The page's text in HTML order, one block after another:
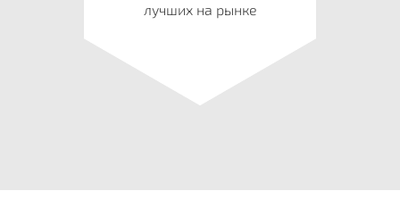
лучших на рынке